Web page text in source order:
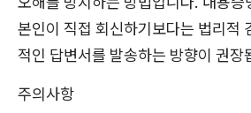
본인이 직접 회신하기보다는 법리적
적인 답변서를 발송하는 방향이 권장
주의사항